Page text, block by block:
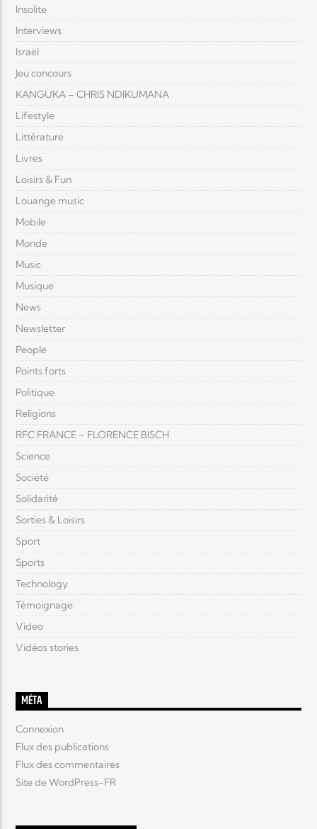
Insolite
Interviews
Israël
Jeu concours
KANGUKA – CHRIS NDIKUMANA
Lifestyle
Littérature
Livres
Loisirs & Fun
Louange music
Mobile
Monde
Music
Musique
News
Newsletter
People
Points forts
Politique
Religions
RFC FRANCE – FLORENCE BISCH
Science
Société
Solidarité
Sorties & Loisirs
Sport
Sports
Technology
Témoignage
Video
Vidéos stories
MÉTA
Connexion
Flux des publications
Flux des commentaires
Site de WordPress-FR